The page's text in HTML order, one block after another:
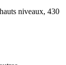
niveaux, 430